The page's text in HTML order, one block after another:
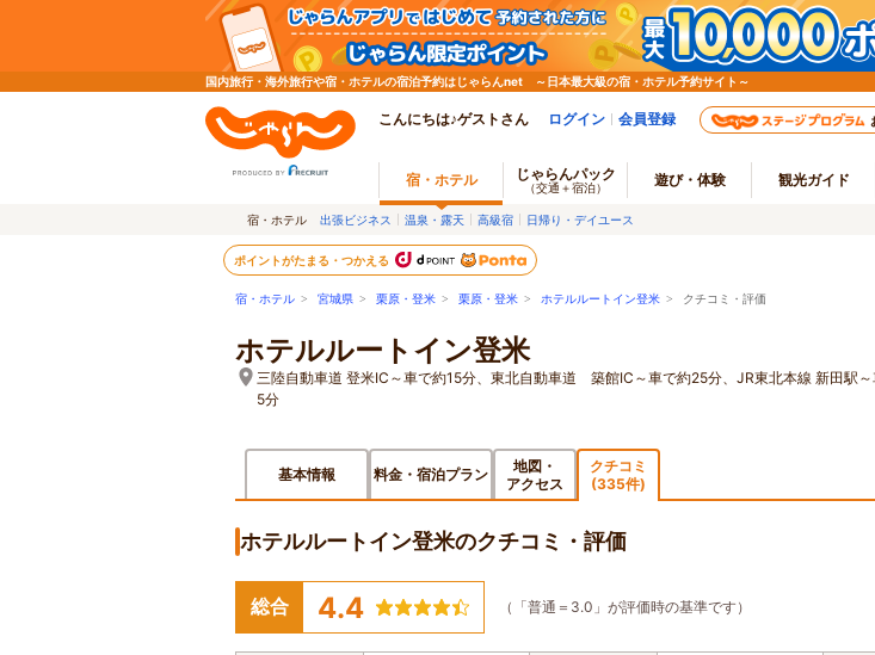
国内旅行・海外旅行や宿・ホテルの宿泊予約はじゃらんnet ～日本最大級の宿・ホテル予約サイト～
こんにちは♪ゲストさん ログイン 会員登録
宿・ホテル じゃらんパック
（交通＋宿泊） 遊び・体験 観光ガイド
宿・ホテル 出張ビジネス 温泉・露天 高級宿 日帰り・デイユース
ポイントがたまる・つかえる
宿・ホテル > 宮城県 > 栗原・登米 > 栗原・登米 > ホテルルートイン登米 > クチコミ・評価
ホテルルートイン登米
三陸自動車道 登米IC～車で約15分、東北自動車道 築館IC～車で約25分、JR東北本線 新田駅～
5分
基本情報 料金・宿泊プラン
地図・
アクセス
クチコミ
(335件)
ホテルルートイン登米のクチコミ・評価
総合 4.4 （「普通＝3.0」が評価時の基準です）